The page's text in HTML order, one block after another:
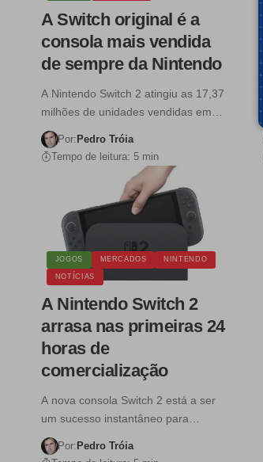
A Switch original é a
consola mais vendida
de sempre da Nintendo
A Nintendo Switch 2 atingiu as 17,37
milhões de unidades vendidas em…
Por: Pedro Tróia
Tempo de leitura: 5 min
JOGOS MERCADOS NINTENDO
NOTÍCIAS
A Nintendo Switch 2
arrasa nas primeiras 24
horas de
comercialização
A nova consola Switch 2 está a ser
um sucesso instantâneo para…
Por: Pedro Tróia